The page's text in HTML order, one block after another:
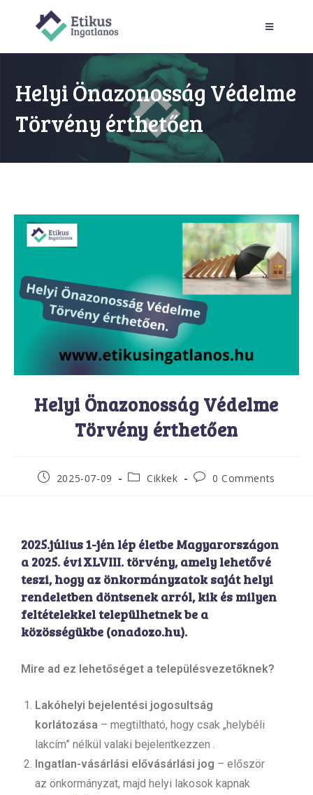
Helyi Önazonosság Védelme
Törvény érthetően
Helyi Önazonosság Védelme
Törvény érthetően
2025-07-09 Cikkek 0 Comments
2025.július 1-jén lép életbe Magyarországon
a 2025. évi XLVIII. törvény, amely lehetővé
teszi, hogy az önkormányzatok saját helyi
rendeletben döntsenek arról, kik és milyen
feltételekkel települhetnek be a
közösségükbe (onadozo.hu).
Mire ad ez lehetőséget a településvezetőknek?
Lakóhelyi bejelentési jogosultság
korlátozása – megtiltható, hogy csak „helybéli
lakcím” nélkül valaki bejelentkezzen .
Ingatlan-vásárlási elővásárlási jog – először
az önkormányzat, majd helyi lakosok kapnak